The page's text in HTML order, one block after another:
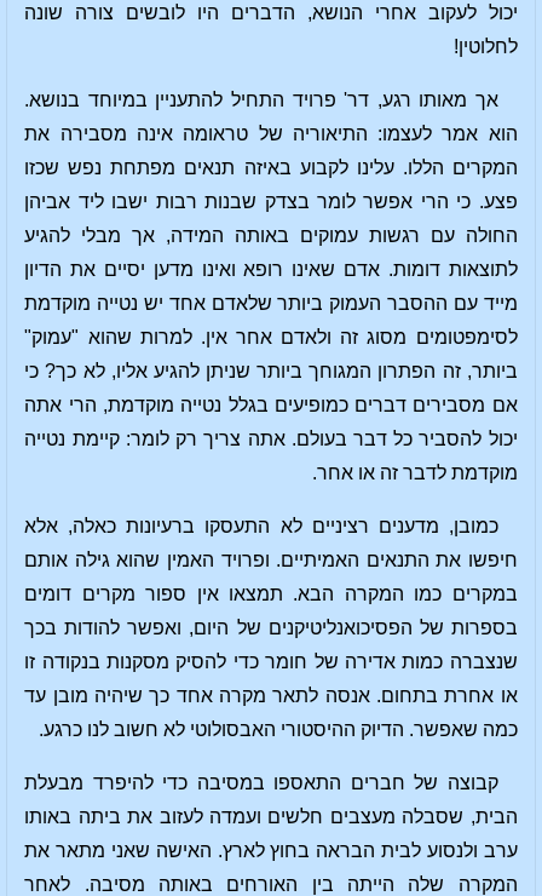
יכול לעקוב אחרי הנושא, הדברים היו לובשים צורה שונה
לחלוטין!
אך מאותו רגע, דר' פרויד התחיל להתעניין במיוחד בנושא.
הוא אמר לעצמו: התיאוריה של טראומה אינה מסבירה את
המקרים הללו. עלינו לקבוע באיזה תנאים מפתחת נפש שכזו
פצע. כי הרי אפשר לומר בצדק שבנות רבות ישבו ליד אביהן
החולה עם רגשות עמוקים באותה המידה, אך מבלי להגיע
לתוצאות דומות. אדם שאינו רופא ואינו מדען יסיים את הדיון
מייד עם ההסבר העמוק ביותר שלאדם אחד יש נטייה מוקדמת
לסימפטומים מסוג זה ולאדם אחר אין. למרות שהוא "עמוק"
ביותר, זה הפתרון המגוחך ביותר שניתן להגיע אליו, לא כך? כי
אם מסבירים דברים כמופיעים בגלל נטייה מוקדמת, הרי אתה
יכול להסביר כל דבר בעולם. אתה צריך רק לומר: קיימת נטייה
מוקדמת לדבר זה או אחר.
כמובן, מדענים רציניים לא התעסקו ברעיונות כאלה, אלא
חיפשו את התנאים האמיתיים. ופרויד האמין שהוא גילה אותם
במקרים כמו המקרה הבא. תמצאו אין ספור מקרים דומים
בספרות של הפסיכואנליטיקנים של היום, ואפשר להודות בכך
שנצברה כמות אדירה של חומר כדי להסיק מסקנות בנקודה זו
או אחרת בתחום. אנסה לתאר מקרה אחד כך שיהיה מובן עד
כמה שאפשר. הדיוק ההיסטורי האבסולוטי לא חשוב לנו כרגע.
קבוצה של חברים התאספו במסיבה כדי להיפרד מבעלת
הבית, שסבלה מעצבים חלשים ועמדה לעזוב את ביתה באותו
ערב ולנסוע לבית הבראה בחוץ לארץ. האישה שאני מתאר את
המקרה שלה הייתה בין האורחים באותה מסיבה. לאחר